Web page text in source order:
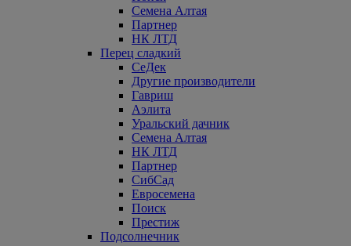
Семена Алтая
Партнер
НК ЛТД
Перец сладкий
СеДек
Другие производители
Гавриш
Аэлита
Уральский дачник
Семена Алтая
НК ЛТД
Партнер
СибСад
Евросемена
Поиск
Престиж
Подсолнечник